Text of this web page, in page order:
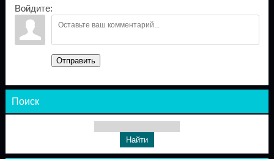
Войдите:
Отправить
Поиск